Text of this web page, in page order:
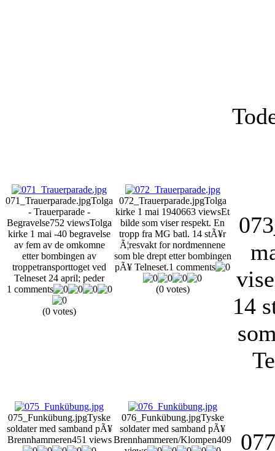
071_Trauerparade.jpgTolga
- Trauerparade -
Begravelse752 viewsTolga
kirke 1 mai -40 begravelse
av fem av de omkomne
etter bombingen av
troppetransporttoget ved
Telneset 24 april; peder
1 comments
(0 votes)
072_Trauerparade.jpgTolga
kirke 1 mai 1940663 viewsEt
bilde som viser respekt. En
tropp fra MG batl. 14 stÃ¥r
Ã¦resvakt for nordmennene
som ble drept etter bombingen
pÃ¥ Telneset.1 comments
(0 votes)
14
075_Funkübung.jpgTyske
soldater med samband pÃ¥
Brennhammeren451 views
076_Funkübung.jpgTyske
soldater med samband pÃ¥
Brennhammeren/Klompen409